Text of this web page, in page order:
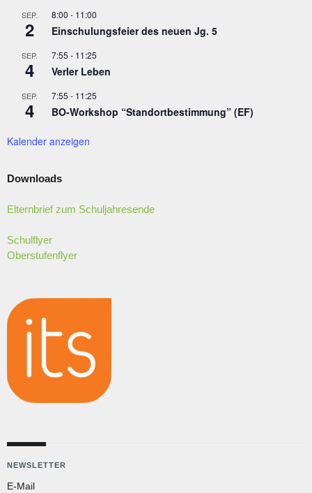
SEP.
2
8:00 - 11:00
Einschulungsfeier des neuen Jg. 5
SEP.
4
7:55 - 11:25
Verler Leben
SEP.
4
7:55 - 11:25
BO-Workshop “Standortbestimmung” (EF)
Kalender anzeigen
Downloads
Elternbrief zum Schuljahresende
Schulflyer
Oberstufenflyer
NEWSLETTER
E-Mail